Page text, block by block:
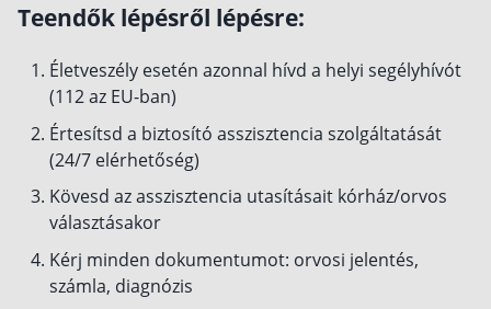
Teendők lépésről lépésre:
Életveszély esetén azonnal hívd a helyi segélyhívót
(112 az EU-ban)
Értesítsd a biztosító asszisztencia szolgáltatását
(24/7 elérhetőség)
Kövesd az asszisztencia utasításait kórház/orvos
választásakor
Kérj minden dokumentumot: orvosi jelentés,
számla, diagnózis